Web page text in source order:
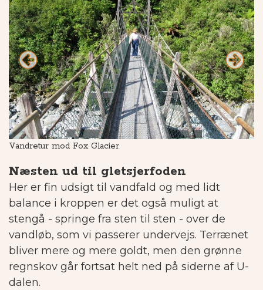
Vandretur mod Fox Glacier
Næsten ud til gletsjerfoden
Her er fin udsigt til vandfald og med lidt
balance i kroppen er det også muligt at
stengå - springe fra sten til sten - over de
vandløb, som vi passerer undervejs. Terrænet
bliver mere og mere goldt, men den grønne
regnskov går fortsat helt ned på siderne af U-
dalen.